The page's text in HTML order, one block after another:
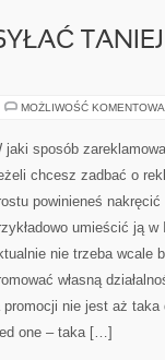
MOŻLIWOŚĆ
jaki sposób
chcesz zadbać o
powinieneś
umieścić ją
nie trzeba wcale
własną
nie jest aż
one – taka […]